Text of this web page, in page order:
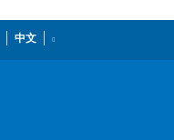
中文